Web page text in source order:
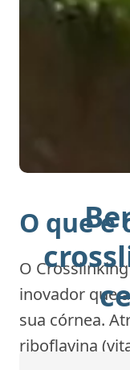
O que é
O
inovador que
sua córnea.
riboflavina